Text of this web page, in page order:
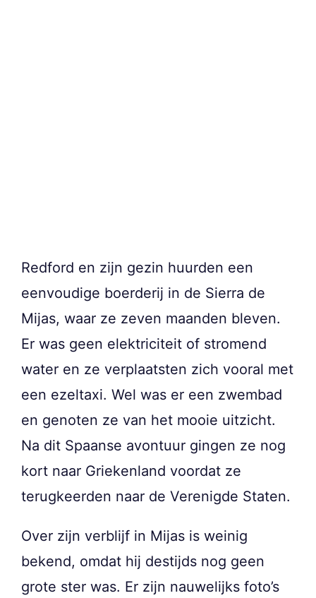
Redford en zijn gezin huurden een
eenvoudige boerderij in de Sierra de
Mijas, waar ze zeven maanden bleven.
Er was geen elektriciteit of stromend
water en ze verplaatsten zich vooral met
een ezeltaxi. Wel was er een zwembad
en genoten ze van het mooie uitzicht.
Na dit Spaanse avontuur gingen ze nog
kort naar Griekenland voordat ze
terugkeerden naar de Verenigde Staten.
Over zijn verblijf in Mijas is weinig
bekend, omdat hij destijds nog geen
grote ster was. Er zijn nauwelijks foto’s